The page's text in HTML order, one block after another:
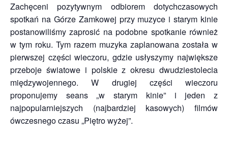
Zachęceni pozytywnym odbiorem dotychczasowych
spotkań na Górze Zamkowej przy muzyce i starym kinie
postanowiliśmy zaprosić na podobne spotkanie również
w tym roku. Tym razem muzyka zaplanowana została w
pierwszej części wieczoru, gdzie usłyszymy największe
przeboje światowe i polskie z okresu dwudziestolecia
międzywojennego. W drugiej części wieczoru
proponujemy seans „w starym kinie” i jeden z
najpopularniejszych (najbardziej kasowych) filmów
ówczesnego czasu „Piętro wyżej”.